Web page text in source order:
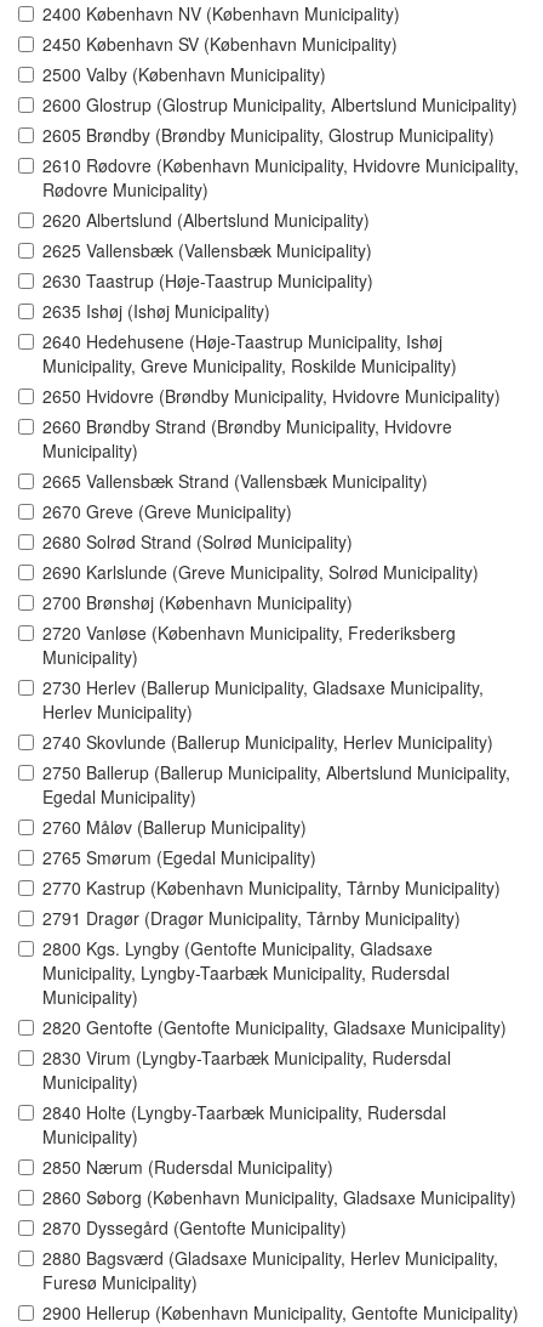
2400 København NV (København Municipality)
2450 København SV (København Municipality)
2500 Valby (København Municipality)
2600 Glostrup (Glostrup Municipality, Albertslund Municipality)
2605 Brøndby (Brøndby Municipality, Glostrup Municipality)
2610 Rødovre (København Municipality, Hvidovre Municipality,
Rødovre Municipality)
2620 Albertslund (Albertslund Municipality)
2625 Vallensbæk (Vallensbæk Municipality)
2630 Taastrup (Høje-Taastrup Municipality)
2635 Ishøj (Ishøj Municipality)
2640 Hedehusene (Høje-Taastrup Municipality, Ishøj
Municipality, Greve Municipality, Roskilde Municipality)
2650 Hvidovre (Brøndby Municipality, Hvidovre Municipality)
2660 Brøndby Strand (Brøndby Municipality, Hvidovre
Municipality)
2665 Vallensbæk Strand (Vallensbæk Municipality)
2670 Greve (Greve Municipality)
2680 Solrød Strand (Solrød Municipality)
2690 Karlslunde (Greve Municipality, Solrød Municipality)
2700 Brønshøj (København Municipality)
2720 Vanløse (København Municipality, Frederiksberg
Municipality)
2730 Herlev (Ballerup Municipality, Gladsaxe Municipality,
Herlev Municipality)
2740 Skovlunde (Ballerup Municipality, Herlev Municipality)
2750 Ballerup (Ballerup Municipality, Albertslund Municipality,
Egedal Municipality)
2760 Måløv (Ballerup Municipality)
2765 Smørum (Egedal Municipality)
2770 Kastrup (København Municipality, Tårnby Municipality)
2791 Dragør (Dragør Municipality, Tårnby Municipality)
2800 Kgs. Lyngby (Gentofte Municipality, Gladsaxe
Municipality, Lyngby-Taarbæk Municipality, Rudersdal
Municipality)
2820 Gentofte (Gentofte Municipality, Gladsaxe Municipality)
2830 Virum (Lyngby-Taarbæk Municipality, Rudersdal
Municipality)
2840 Holte (Lyngby-Taarbæk Municipality, Rudersdal
Municipality)
2850 Nærum (Rudersdal Municipality)
2860 Søborg (København Municipality, Gladsaxe Municipality)
2870 Dyssegård (Gentofte Municipality)
2880 Bagsværd (Gladsaxe Municipality, Herlev Municipality,
Furesø Municipality)
2900 Hellerup (København Municipality, Gentofte Municipality)